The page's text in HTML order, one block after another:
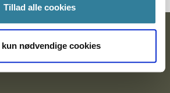
Tillad alle cookies
nødvendige cookies